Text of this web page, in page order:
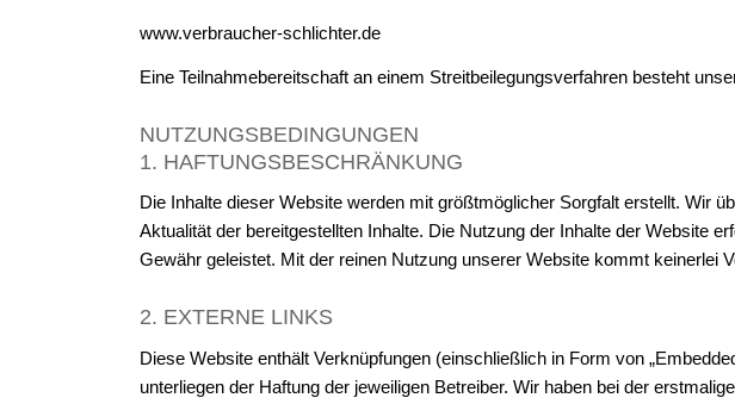
www.verbraucher-schlichter.de
Eine Teilnahmebereitschaft an einem Streitbeilegungsverfahren besteht
NUTZUNGSBEDINGUNGEN
1. HAFTUNGSBESCHRÄNKUNG
Die Inhalte dieser Website werden mit größtmöglicher Sorgfalt erstellt. Wir
Aktualität der bereitgestellten Inhalte. Die Nutzung der Inhalte der Website
Gewähr geleistet. Mit der reinen Nutzung unserer Website kommt keinerlei
2. EXTERNE LINKS
Diese Website enthält Verknüpfungen (einschließlich in Form von
unterliegen der Haftung der jeweiligen Betreiber. Wir haben bei der